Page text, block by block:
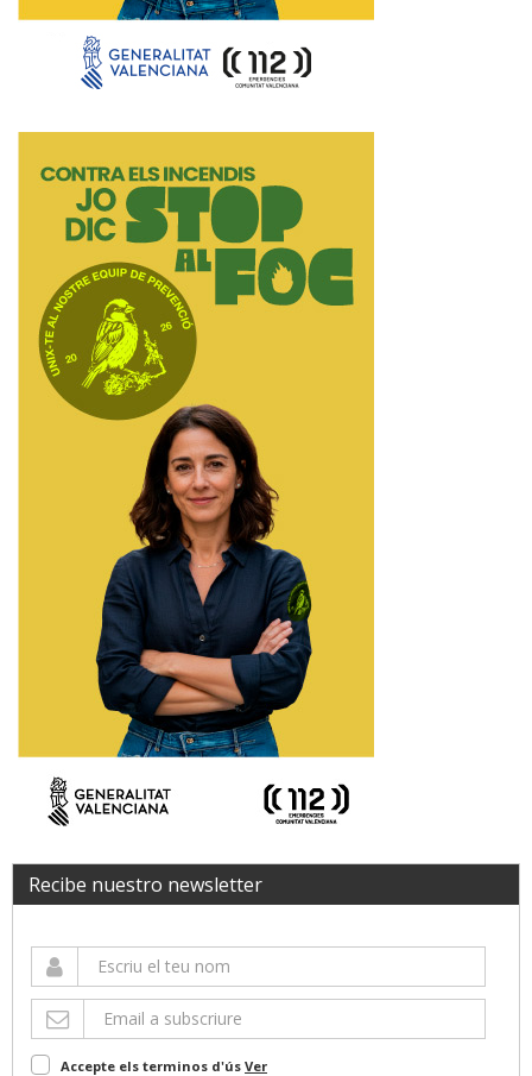
Recibe nuestro newsletter
Accepte els terminos d'ús Ver